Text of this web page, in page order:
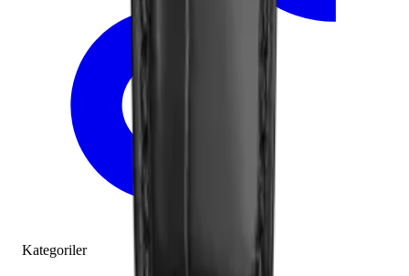
Kategoriler